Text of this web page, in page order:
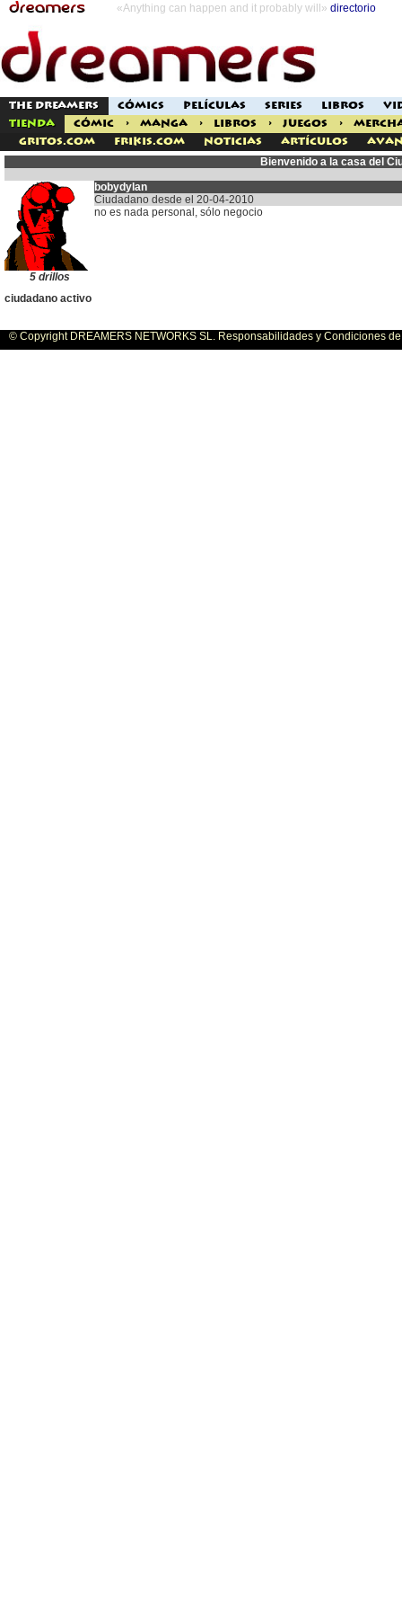
«Anything can happen and it probably will» directorio
THE DREAMERS CÓMICS PELÍCULAS SERIES LIBROS
TIENDA
CÓMIC > MANGA > LIBROS > JUEGOS >
Gritos.com
Frikis.com Noticias Artículos
Bienvenido a la casa del
5 drillos
bobydylan
Ciudadano desde el 20-04-2010
no es nada personal, sólo negocio
ciudadano activo
© Copyright DREAMERS NETWORKS SL. Responsabilidades y Condiciones